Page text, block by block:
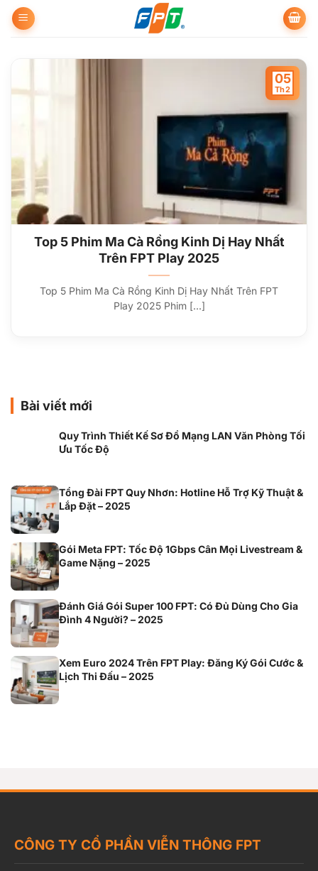
qua
Top 5 Phim Ma Cà Rồng Kinh Dị Hay Nhất
Trên FPT Play 2025
Top 5 Phim Ma Cà Rồng Kinh Dị Hay Nhất Trên FPT
Play 2025 Phim [...]
05
Th2
Bài viết mới
Quy Trình Thiết Kế Sơ Đồ Mạng LAN Văn Phòng Tối
Ưu Tốc Độ
Tổng Đài FPT Quy Nhơn: Hotline Hỗ Trợ Kỹ Thuật &
Lắp Đặt – 2025
Gói Meta FPT: Tốc Độ 1Gbps Cân Mọi Livestream &
Game Nặng – 2025
Đánh Giá Gói Super 100 FPT: Có Đủ Dùng Cho Gia
Đình 4 Người? – 2025
Xem Euro 2024 Trên FPT Play: Đăng Ký Gói Cước &
Lịch Thi Đấu – 2025
CÔNG TY CỔ PHẦN VIỄN THÔNG FPT